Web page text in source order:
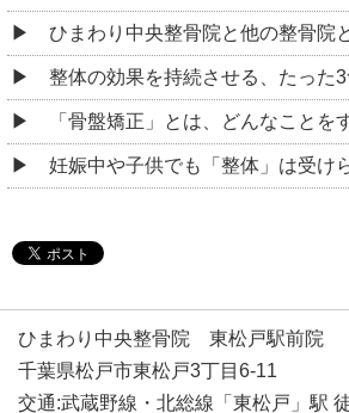
ひまわり中央整骨院と他の整骨院
整体の効果を持続させる、たった3
「骨盤矯正」とは、どんなことを
妊娠中や子供でも「整体」は受け
ひまわり中央整骨院 東松戸駅前院
千葉県松戸市東松戸3丁目6-11
交通:武蔵野線・北総線「東松戸」駅